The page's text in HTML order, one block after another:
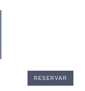
RESERVAR